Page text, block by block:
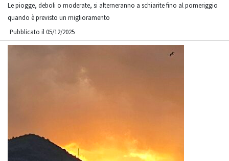
Le piogge, deboli o moderate, si alterneranno a schiarite fino al pomeriggio
quando è previsto un miglioramento
Pubblicato il 05/12/2025